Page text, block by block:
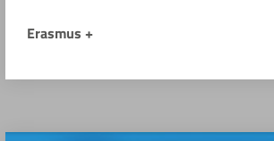
Erasmus +